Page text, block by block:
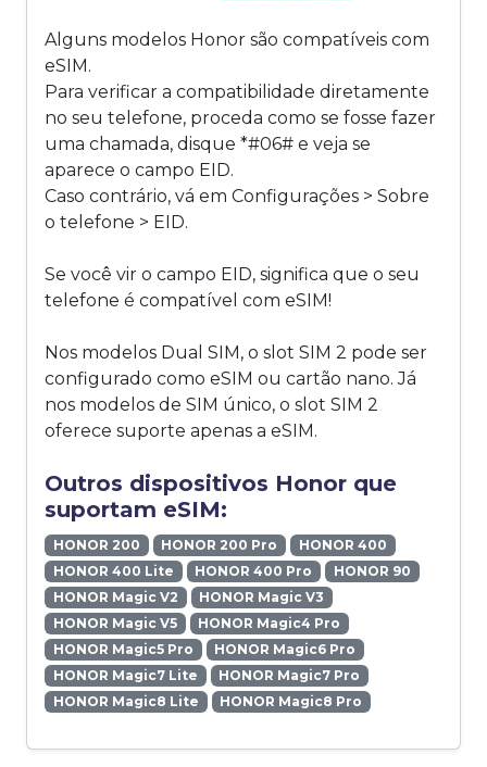
Alguns modelos Honor são compatíveis com
eSIM.
Para verificar a compatibilidade diretamente
no seu telefone, proceda como se fosse fazer
uma chamada, disque *#06# e veja se
aparece o campo EID.
Caso contrário, vá em Configurações > Sobre
o telefone > EID.
Se você vir o campo EID, significa que o seu
telefone é compatível com eSIM!
Nos modelos Dual SIM, o slot SIM 2 pode ser
configurado como eSIM ou cartão nano. Já
nos modelos de SIM único, o slot SIM 2
oferece suporte apenas a eSIM.
Outros dispositivos Honor que
suportam eSIM:
HONOR 200 HONOR 200 Pro
HONOR 400
HONOR 400 Lite
HONOR 400 Pro
HONOR 90
HONOR Magic V2
HONOR Magic V3
HONOR Magic V5
HONOR Magic4 Pro
HONOR Magic5 Pro
HONOR Magic6 Pro
HONOR Magic7 Lite
HONOR Magic7 Pro
HONOR Magic8 Lite
HONOR Magic8 Pro